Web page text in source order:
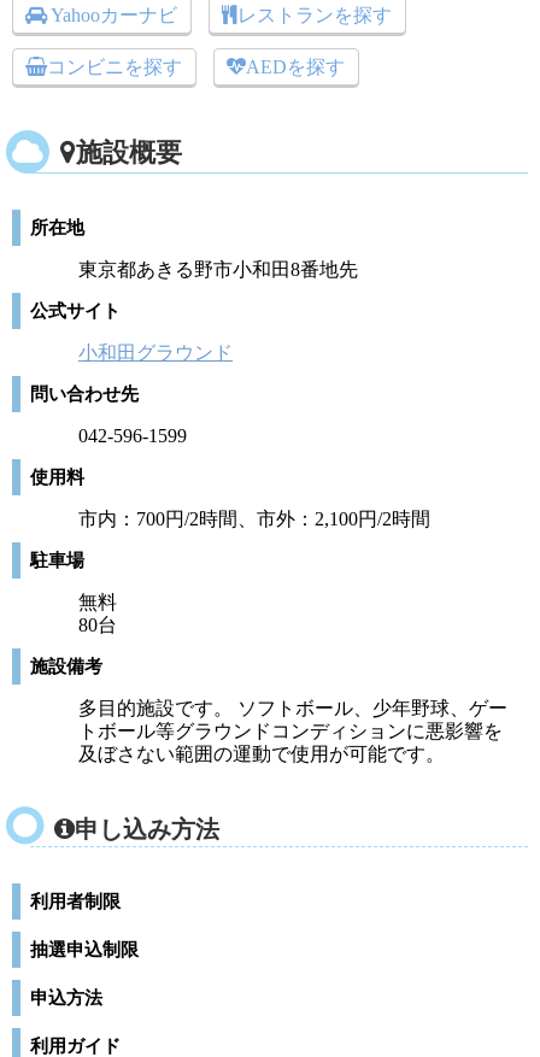
Yahooカーナビ レストランを探す
コンビニを探す AEDを探す
施設概要
所在地
東京都あきる野市小和田8番地先
公式サイト
小和田グラウンド
問い合わせ先
042-596-1599
使用料
市内：700円/2時間、市外：2,100円/2時間
駐車場
無料
80台
施設備考
多目的施設です。 ソフトボール、少年野球、ゲー
トボール等グラウンドコンディションに悪影響を
及ぼさない範囲の運動で使用が可能です。
申し込み方法
利用者制限
抽選申込制限
申込方法
利用ガイド